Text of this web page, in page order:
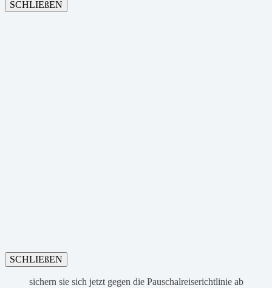
SCHLIEßEN
SCHLIEßEN
sichern sie sich jetzt gegen die Pauschalreiserichtlinie ab